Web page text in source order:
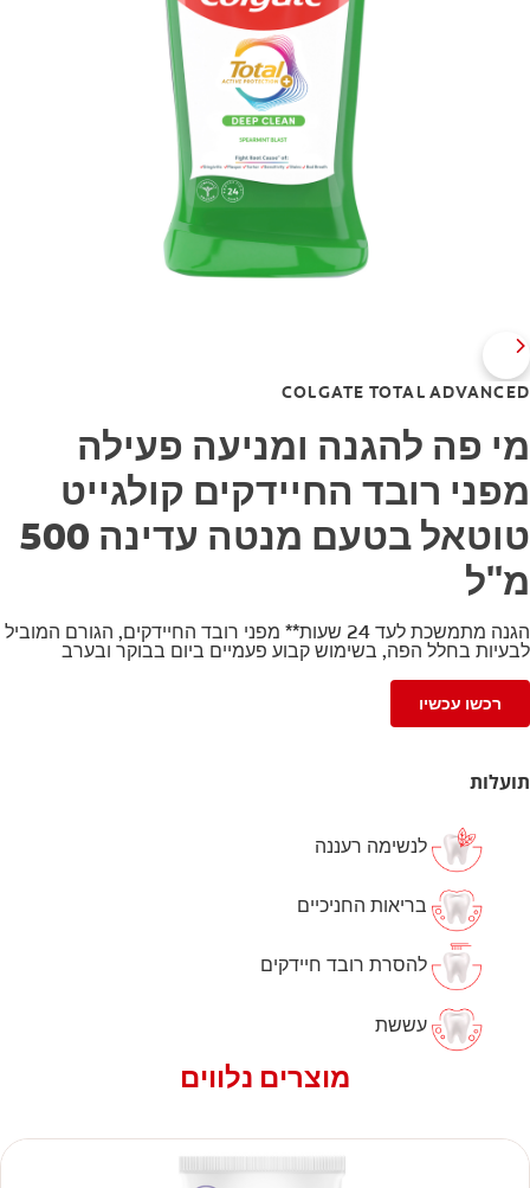
COLGATE TOTAL ADVANCED
מי פה להגנה ומניעה פעילה
מפני רובד החיידקים קולגייט
טוטאל בטעם מנטה עדינה 500
מ"ל
הגנה מתמשכת לעד 24 שעות** מפני רובד החיידקים, הגורם המוביל
לבעיות בחלל הפה, בשימוש קבוע פעמיים ביום בבוקר ובערב
רכשו עכשיו
תועלות
לנשימה רעננה
בריאות החניכיים
להסרת רובד חיידקים
עששת
מוצרים נלווים